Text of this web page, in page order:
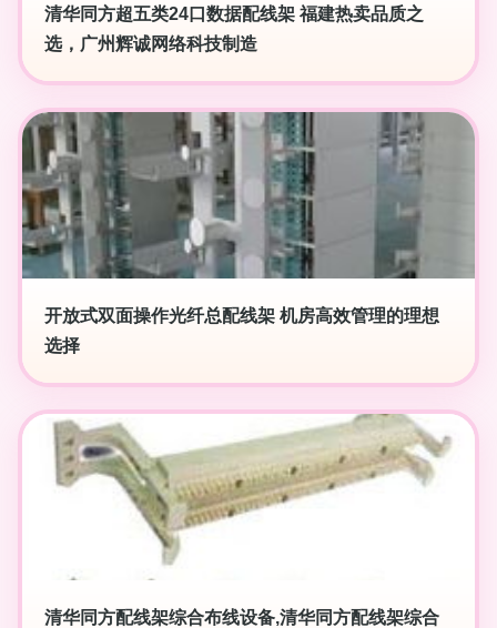
清华同方超五类24口数据配线架 福建热卖品质之
选，广州辉诚网络科技制造
开放式双面操作光纤总配线架 机房高效管理的理想
选择
清华同方配线架综合布线设备,清华同方配线架综合